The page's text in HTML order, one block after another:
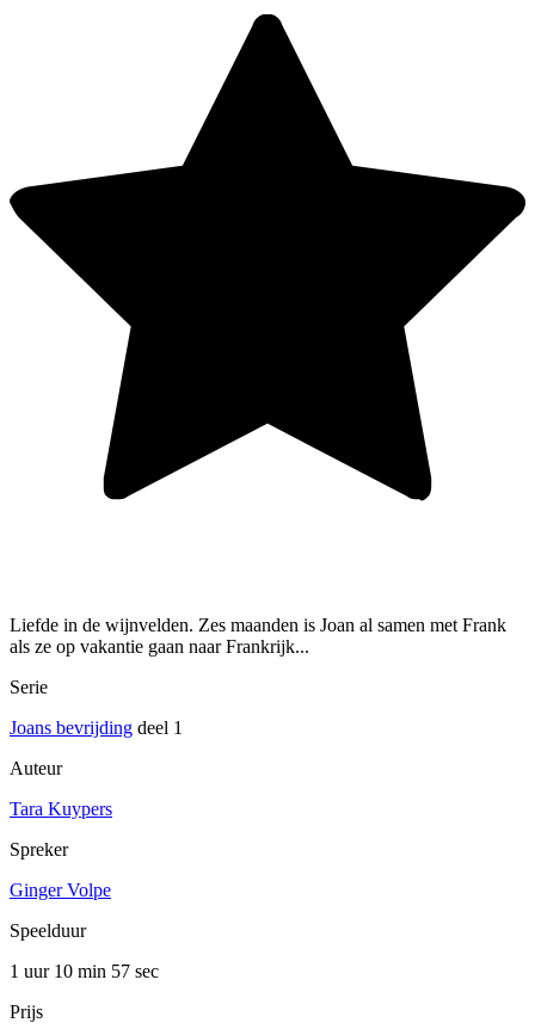
Liefde in de wijnvelden. Zes maanden is Joan al samen met Frank
als ze op vakantie gaan naar Frankrijk...
Serie
Joans bevrijding deel 1
Auteur
Tara Kuypers
Spreker
Ginger Volpe
Speelduur
1 uur 10 min 57 sec
Prijs